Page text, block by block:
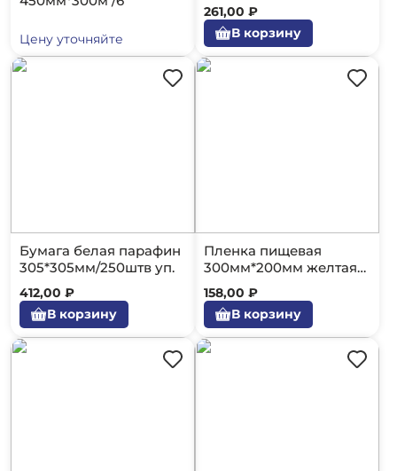
Цену уточняйте
261,00 ₽
В корзину
Бумага белая парафин
305*305мм/250штв уп.
412,00 ₽
В корзину
Пленка пищевая
300мм*200мм желтая
/12
158,00 ₽
В корзину